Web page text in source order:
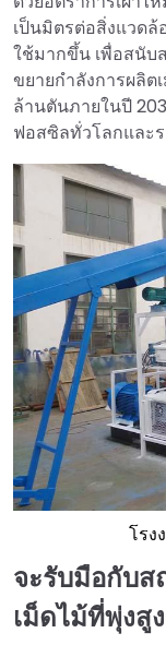
เป็นมิตรต่อสิ่งแวดล้
ใช้มากขึ้น เพื่อสนับ
ขยายกำลังการผลิต
ล้านตันภายในปี
ฟอสซิลทั่วโลกและ
โรง
จะรับมือกับ
เม็ดไม้ที่พุ่งสู